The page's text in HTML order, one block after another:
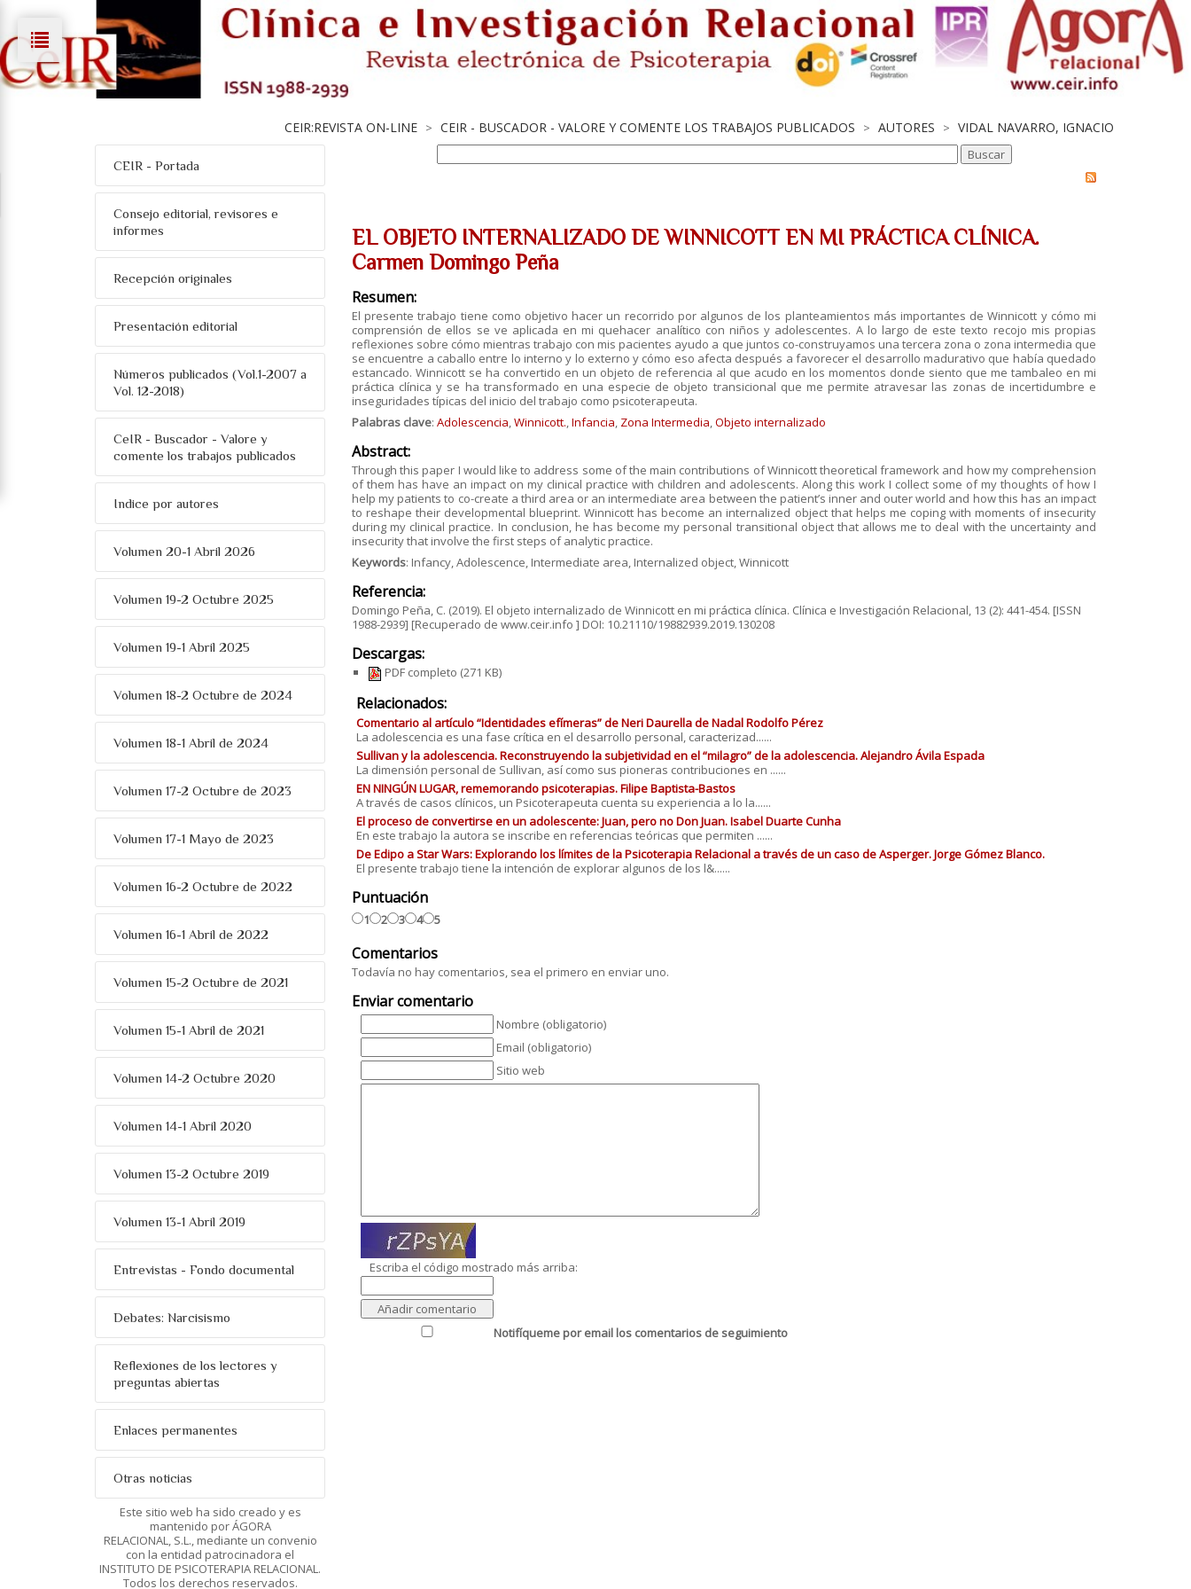
CEIR:REVISTA ON-LINE > CEIR - BUSCADOR - VALORE Y COMENTE LOS TRABAJOS PUBLICADOS > AUTORES > VIDAL NAVARRO, IGNACIO
CEIR - Portada
Consejo editorial, revisores e
informes
Recepción originales
Presentación editorial
Números publicados (Vol.1-2007 a
Vol. 12-2018)
CeIR - Buscador - Valore y
comente los trabajos publicados
Indice por autores
Volumen 20-1 Abril 2026
Volumen 19-2 Octubre 2025
Volumen 19-1 Abril 2025
Volumen 18-2 Octubre de 2024
Volumen 18-1 Abril de 2024
Volumen 17-2 Octubre de 2023
Volumen 17-1 Mayo de 2023
Volumen 16-2 Octubre de 2022
Volumen 16-1 Abril de 2022
Volumen 15-2 Octubre de 2021
Volumen 15-1 Abril de 2021
Volumen 14-2 Octubre 2020
Volumen 14-1 Abril 2020
Volumen 13-2 Octubre 2019
Volumen 13-1 Abril 2019
Entrevistas - Fondo documental
Debates: Narcisismo
Reflexiones de los lectores y
preguntas abiertas
Enlaces permanentes
Otras noticias
Este sitio web ha sido creado y es
mantenido por ÁGORA
RELACIONAL, S.L., mediante un convenio
con la entidad patrocinadora el
INSTITUTO DE PSICOTERAPIA RELACIONAL.
Todos los derechos reservados.
EL OBJETO INTERNALIZADO DE WINNICOTT EN MI PRÁCTICA CLÍNICA.
Carmen Domingo Peña
Resumen:
El presente trabajo tiene como objetivo hacer un recorrido por algunos de los planteamientos más importantes de Winnicott y cómo mi
comprensión de ellos se ve aplicada en mi quehacer analítico con niños y adolescentes. A lo largo de este texto recojo mis propias
reflexiones sobre cómo mientras trabajo con mis pacientes ayudo a que juntos co-construyamos una tercera zona o zona intermedia que
se encuentre a caballo entre lo interno y lo externo y cómo eso afecta después a favorecer el desarrollo madurativo que había quedado
estancado. Winnicott se ha convertido en un objeto de referencia al que acudo en los momentos donde siento que me tambaleo en mi
práctica clínica y se ha transformado en una especie de objeto transicional que me permite atravesar las zonas de incertidumbre e
inseguridades típicas del inicio del trabajo como psicoterapeuta.
Palabras clave: Adolescencia,Winnicott.,Infancia, Zona Intermedia,Objeto internalizado
Abstract:
Through this paper I would like to address some of the main contributions of Winnicott theoretical framework and how my comprehension
of them has have an impact on my clinical practice with children and adolescents. Along this work I collect some of my thoughts of how I
help my patients to co-create a third area or an intermediate area between the patient’s inner and outer world and how this has an impact
to reshape their developmental blueprint. Winnicott has become an internalized object that helps me coping with moments of insecurity
during my clinical practice. In conclusion, he has become my personal transitional object that allows me to deal with the uncertainty and
insecurity that involve the first steps of analytic practice.
Keywords: Infancy, Adolescence, Intermediate area, Internalized object, Winnicott
Referencia:
Domingo Peña, C. (2019). El objeto internalizado de Winnicott en mi práctica clínica. Clínica e Investigación Relacional, 13 (2): 441-454. [ISSN
1988-2939] [Recuperado de www.ceir.info ] DOI: 10.21110/19882939.2019.130208
Descargas:
PDF completo (271 KB)
Relacionados:
Comentario al artículo “Identidades efímeras” de Neri Daurella de Nadal Rodolfo Pérez
La adolescencia es una fase crítica en el desarrollo personal, caracterizad......
Sullivan y la adolescencia. Reconstruyendo la subjetividad en el “milagro” de la adolescencia. Alejandro Ávila Espada
La dimensión personal de Sullivan, así como sus pioneras contribuciones en ......
EN NINGÚN LUGAR, rememorando psicoterapias. Filipe Baptista-Bastos
A través de casos clínicos, un Psicoterapeuta cuenta su experiencia a lo la......
El proceso de convertirse en un adolescente: Juan, pero no Don Juan. Isabel Duarte Cunha
En este trabajo la autora se inscribe en referencias teóricas que permiten ......
De Edipo a Star Wars: Explorando los límites de la Psicoterapia Relacional a través de un caso de Asperger. Jorge Gómez Blanco.
El presente trabajo tiene la intención de explorar algunos de los l&......
Puntuación
1 2 3 4 5
Comentarios
Todavía no hay comentarios, sea el primero en enviar uno.
Enviar comentario
Nombre (obligatorio)
Email (obligatorio)
Sitio web
Escriba el código mostrado más arriba:
Notifíqueme por email los comentarios de seguimiento